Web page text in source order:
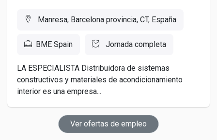
Manresa, Barcelona provincia, CT, España
BME Spain Jornada completa
LA ESPECIALISTA Distribuidora de sistemas
constructivos y materiales de acondicionamiento
interior es una empresa...
Ver ofertas de empleo